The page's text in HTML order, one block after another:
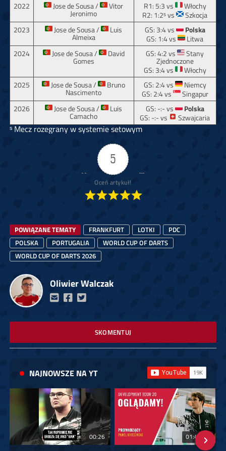
2022
Jose de Sousa / Vitor
Jeronimo
R1: 5:3 vs
Włochy
R2: 1:2ˢ vs
Szkocja
2023
Jose de Sousa / Luis
Almeixa
GS: 3:4 vs
Polska
GS: 1:4 vs
Litwa
2024
Jose de Sousa / David
Gomes
GS: 4:2 vs Stany
Zjednoczone
GS: 3:4 vs
Włochy
2025
Jose de Sousa / Bruno
Nascimento
GS: 2:4 vs
Niemcy
GS: 2:4 vs
Singapur
2026
Jose de Sousa / Luis
Camacho
GS: -:- vs
Polska
GS: -:- vs
Szwajcaria
ˢ Mecz rozegrany w systemie setowym
5
Oceń artykuł!
POWIĄZANE TEMATY FRANKFURT LOTKI
PDC
POLSKA
PORTUGALIA
WORLD CUP OF DARTS
WORLD CUP OF DARTS 2026
Oliwier Walczak
SKOMENTUJ
NAJNOWSZE NA YT
00:26 01:40:24